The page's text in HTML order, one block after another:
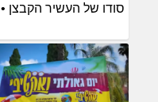
סודו של העשיר הקבצן